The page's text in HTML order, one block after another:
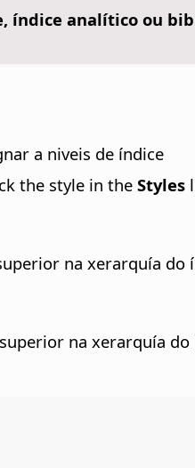
índice analítico ou
a niveis de índice
the style in the Styles
na xerarquía do
na xerarquía do